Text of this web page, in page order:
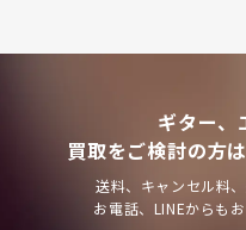
ギター、
買取をご検討の方
送料、キャンセル料
お電話、LINEからも